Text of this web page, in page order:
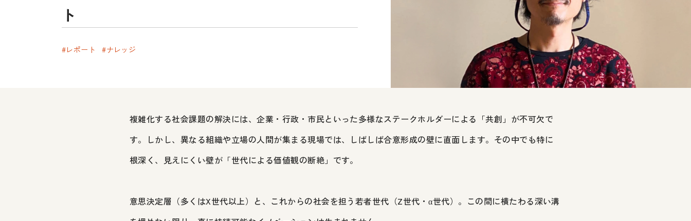
ト
#レポート #ナレッジ
複雑化する社会課題の解決には、企業・行政・市民といった多様なステークホルダーによる「共創」が不可欠で
す。しかし、異なる組織や立場の人間が集まる現場では、しばしば合意形成の壁に直面します。その中でも特に
根深く、見えにくい壁が「世代による価値観の断絶」です。
意思決定層（多くはX世代以上）と、これからの社会を担う若者世代（Z世代・α世代）。この間に横たわる深い溝